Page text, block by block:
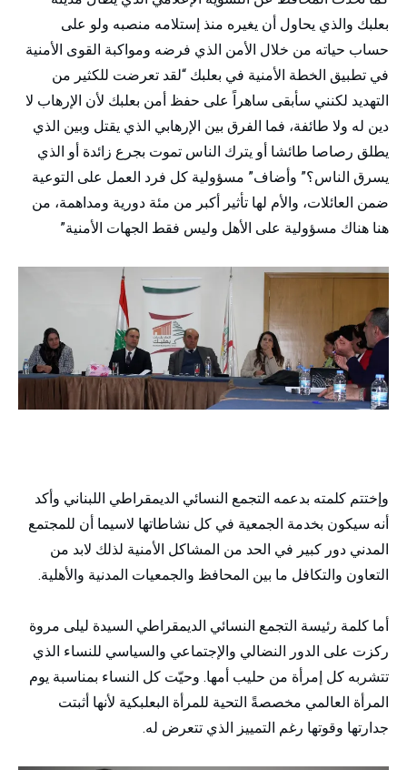
بعلبك والذي يحاول أن يغيره منذ إستلامه منصبه ولو على
حساب حياته من خلال الأمن الذي فرضه ومواكبة القوى الأمنية
في تطبيق الخطة الأمنية في بعلبك “لقد تعرضت للكثير من
التهديد لكنني سأبقى ساهراً على حفظ أمن بعلبك لأن الإرهاب لا
دين له ولا طائفة، فما الفرق بين الإرهابي الذي يقتل وبين الذي
يطلق رصاصا طائشا أو يترك الناس تموت بجرع زائدة أو الذي
يسرق الناس؟” وأضاف” مسؤولية كل فرد العمل على التوعية
ضمن العائلات، والأم لها تأثير أكبر من مئة دورية ومداهمة، من
هنا هناك مسؤولية على الأهل وليس فقط الجهات الأمنية”
وإختتم كلمته بدعمه التجمع النسائي الديمقراطي اللبناني وأكد
أنه سيكون بخدمة الجمعية في كل نشاطاتها لاسيما أن للمجتمع
المدني دور كبير في الحد من المشاكل الأمنية لذلك لابد من
التعاون والتكافل ما بين المحافظ والجمعيات المدنية والأهلية.
أما كلمة رئيسة التجمع النسائي الديمقراطي السيدة ليلى مروة
ركزت على الدور النضالي والإجتماعي والسياسي للنساء الذي
تتشربه كل إمرأة من حليب أمها. وحيّت كل النساء بمناسبة يوم
المرأة العالمي مخصصةً التحية للمرأة البعلبكية لأنها أثبتت
جدارتها وقوتها رغم التمييز الذي تتعرض له.